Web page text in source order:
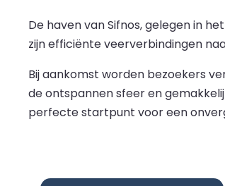
De haven van Sifnos, gelegen in
zijn efficiënte veerverbindingen
Bij aankomst worden bezoekers
de ontspannen sfeer en
perfecte startpunt voor een